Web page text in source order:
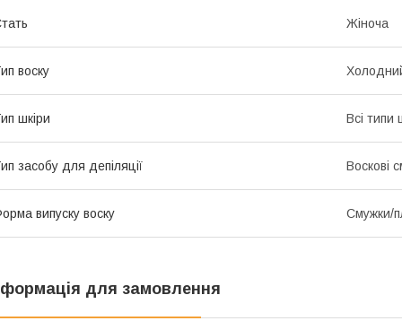
Жіноча
воску
шкіри Всі типи
засобу для депіляції Воскові
випуску воску Смужки/
для замовлення